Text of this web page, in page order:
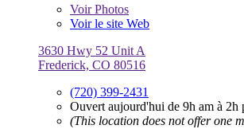
VoirPhotos
Voir le site Web
3630 Hwy 52 Unit A
Frederick, CO 80516
(720) 399-2431
Ouvert aujourd'hui de 9h am à 2h
(This location does not offer one